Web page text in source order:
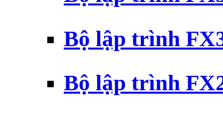
Bộ lập trình
Bộ lập trình